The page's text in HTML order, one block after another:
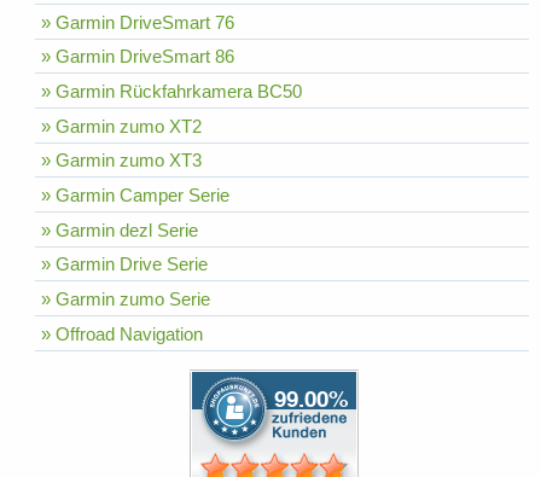
» Garmin DriveSmart 76
» Garmin DriveSmart 86
» Garmin Rückfahrkamera BC50
» Garmin zumo XT2
» Garmin zumo XT3
» Garmin Camper Serie
» Garmin dezl Serie
» Garmin Drive Serie
» Garmin zumo Serie
» Offroad Navigation